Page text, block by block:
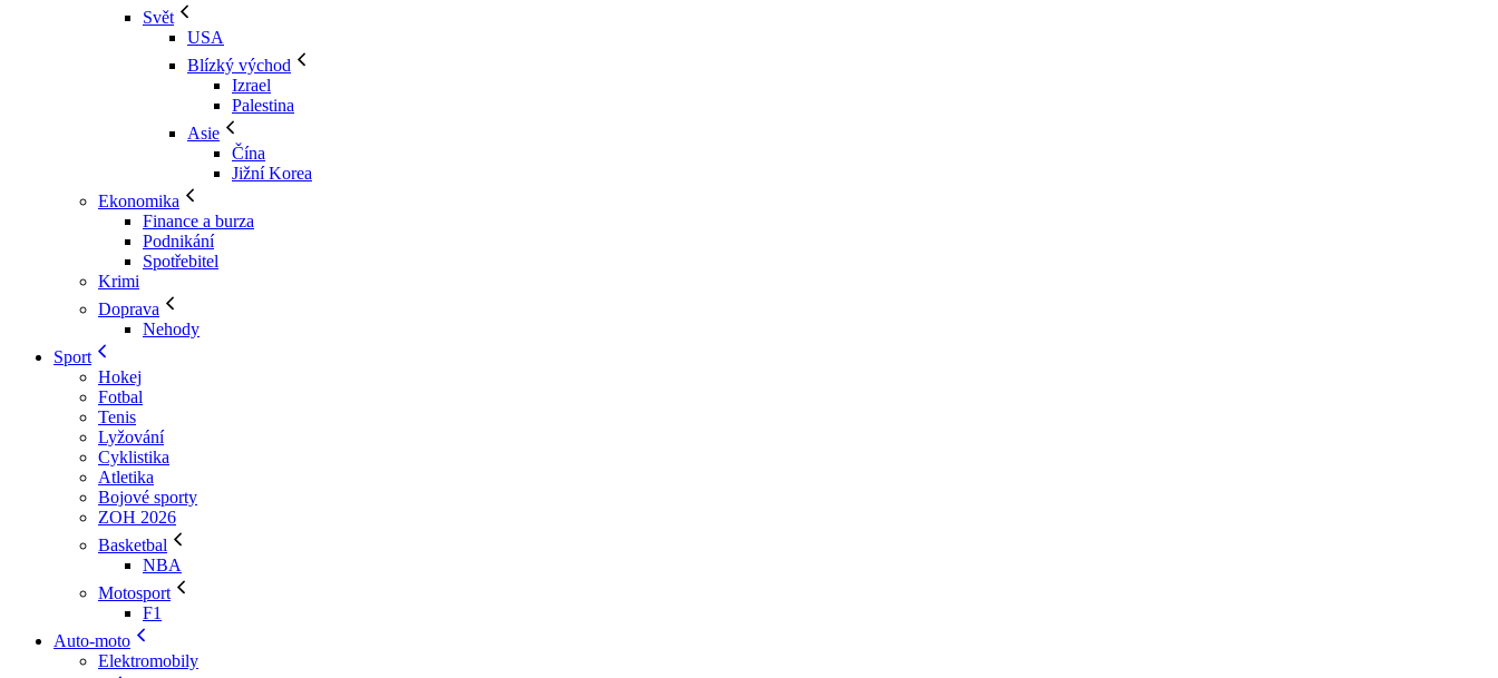
Svět
USA
Blízký východ
Izrael
Palestina
Asie
Čína
Jižní Korea
Ekonomika
Finance a burza
Podnikání
Spotřebitel
Krimi
Doprava
Nehody
Sport
Hokej
Fotbal
Tenis
Lyžování
Cyklistika
Atletika
Bojové sporty
ZOH 2026
Basketbal
NBA
Motosport
F1
Auto-moto
Elektromobily